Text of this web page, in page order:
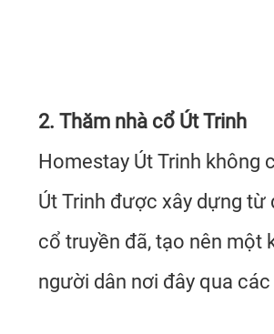
2. Thăm nhà cổ Út Trinh
Homestay Út Trinh không
Út Trinh được xây dựng
cổ truyền đã, tạo nên một
người dân nơi đây qua